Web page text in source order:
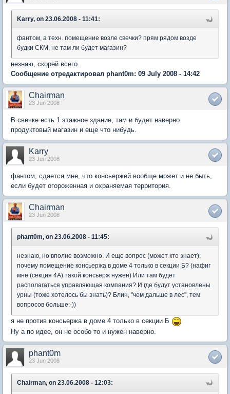
Karry, on 23.06.2008 - 11:41:
фантом, а техн. помещение возле свечки? прям рядом возде
будки СКМ, не там ли будет магазин?
незнаю, скорей всего.
Сообщение отредактировал phant0m: 09 July 2008 - 14:42
Chairman
23 Jun 2008
В свечке есть 1 этажное здание, там и будет наверно
продуктовый магазин и еще что нибудь.
Karry
23 Jun 2008
фантом, сдается мне, что консьержей вообще может и не быть,
если будет огороженная и охраняемая территория.
Chairman
23 Jun 2008
phant0m, on 23.06.2008 - 11:45:
незнаю, но вполне возможно. И еще вопрос (может кто знает):
почему помещение консьержа в доме 4 только в секции Б? (нафиг
мне (секция 4А) такой консьерж нужен) Или там будет
располагаться управляющая компания? И где будут установлены
урны (тоже хотелось бы знать)? Блин, "чем дальше в лес", тем
вопросов больше:-))
я не против консьержа в доме 4 только в секции Б
Ну а по идее, он не особо то и нужен наверно.
phant0m
23 Jun 2008
Chairman, on 23.06.2008 - 12:03: